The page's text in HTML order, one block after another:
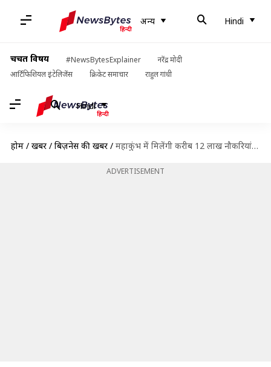
अन्य Hindi
चर्चित विषय #NewsBytesExplainer
नरेंद्र मोदी
आर्टिफिशियल इंटेलिजेंस
क्रिकेट समाचार राहुल गांधी
Hindi
होम / खबरें / बिज़नेस की खबरें / महाकुंभ में मिलेंगी करीब 12 लाख नौकरियां, जानिए किस क्षेत्र में होगी सबसे ज्यादा
ADVERTISEMENT